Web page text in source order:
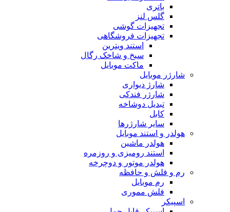
باتری
گلس لنز
تجهیزات گوشی
تجهیزات فروشگاهی
استند ویترین
سیخ و شاخک رگال
ماکت موبایل
شارژر موبایل
شارژ دیواری
شارژر فندکی
تبدیل دوشاخه
کابل
سایر شارژرها
هولدر و استند موبایل
هولدر ماشین
استند رومیزی و روزمره
هولدر موتور و دوچرخه
رم و فلش و حافظه
رم موبایل
فلش مموری
اسپیکر